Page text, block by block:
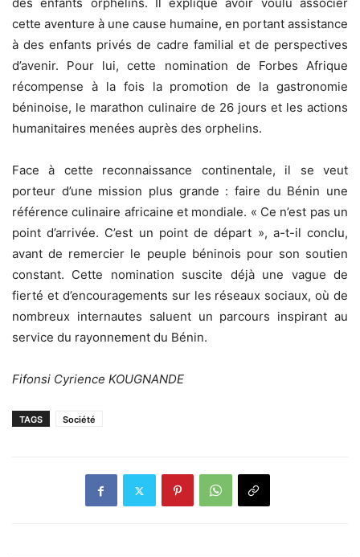
des enfants orphelins. Il explique avoir voulu associer
cette aventure à une cause humaine, en portant assistance
à des enfants privés de cadre familial et de perspectives
d’avenir. Pour lui, cette nomination de Forbes Afrique
récompense à la fois la promotion de la gastronomie
béninoise, le marathon culinaire de 26 jours et les actions
humanitaires menées auprès des orphelins.
Face à cette reconnaissance continentale, il se veut
porteur d’une mission plus grande : faire du Bénin une
référence culinaire africaine et mondiale. « Ce n’est pas un
point d’arrivée. C’est un point de départ », a-t-il conclu,
avant de remercier le peuple béninois pour son soutien
constant. Cette nomination suscite déjà une vague de
fierté et d’encouragements sur les réseaux sociaux, où de
nombreux internautes saluent un parcours inspirant au
service du rayonnement du Bénin.
Fifonsi Cyrience KOUGNANDE
TAGS Société